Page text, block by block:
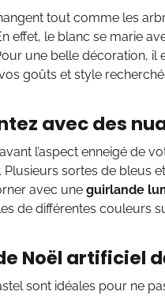
tout comme les
effet, le blanc se marie
une belle décoration,
goûts et style recherché.
avec des
l’aspect enneigé de
Plusieurs sortes de bleus
avec une guirlande
de différentes couleurs
Noël artificiel
sont idéales pour ne